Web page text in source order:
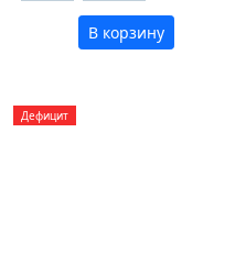
В корзину
Дефицит